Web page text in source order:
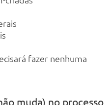
fazer nenhuma
muda) no processo